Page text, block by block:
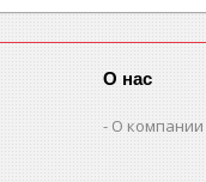
О нас
О компании